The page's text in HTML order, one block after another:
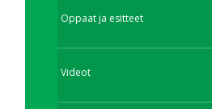
Oppaat ja esitteet
Videot